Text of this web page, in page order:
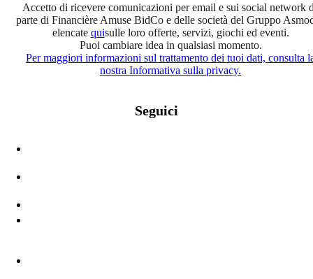
Accetto di ricevere comunicazioni per email e sui social network
parte di Financière Amuse BidCo e delle società del Gruppo
elencate quisulle loro offerte, servizi, giochi ed eventi.
Puoi cambiare idea in qualsiasi momento.
Per maggiori informazioni sul trattamento dei tuoi dati, consulta
nostra Informativa sulla privacy.
Seguici